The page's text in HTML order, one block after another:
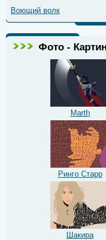
Воющий волк
Фото -
Marth
Ринго Старр
Шакира